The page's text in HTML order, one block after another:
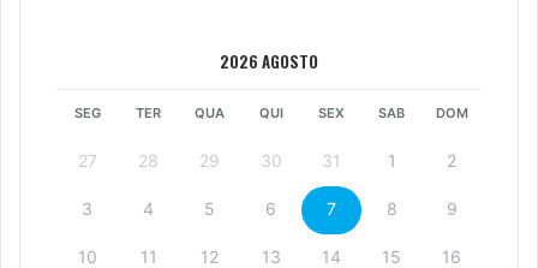
2026 AGOSTO
SEG TER QUA QUI SEX SAB DOM
27 28 29 30 31 1 2
3 4 5 6 7 8 9
10 11 12 13 14 15 16